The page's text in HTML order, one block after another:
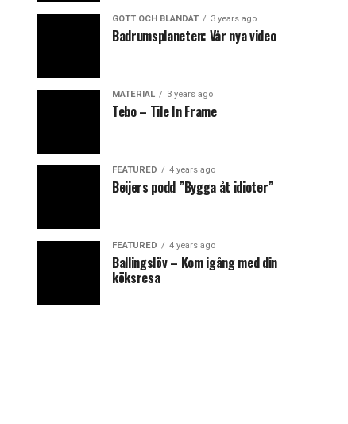
GOTT OCH BLANDAT 3 years ago
Badrumsplaneten: Vår nya video
MATERIAL 3 years ago
Tebo – Tile In Frame
FEATURED 4 years ago
Beijers podd ”Bygga åt idioter”
FEATURED 4 years ago
Ballingslöv – Kom igång med din
köksresa